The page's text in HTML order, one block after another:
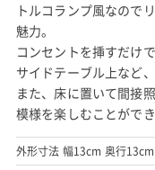
トルコランプ風なので
魅力。
コンセントを挿すだけ
サイドテーブル上など
また、床に置いて間接
模様を楽しむことがで
外形寸法 幅13cm 奥行